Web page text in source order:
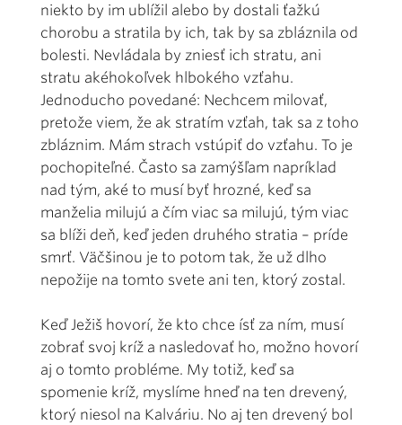
niekto by im ublížil alebo by dostali ťažkú
chorobu a stratila by ich, tak by sa zbláznila od
bolesti. Nevládala by zniesť ich stratu, ani
stratu akéhokoľvek hlbokého vzťahu.
Jednoducho povedané: Nechcem milovať,
pretože viem, že ak stratím vzťah, tak sa z toho
zbláznim. Mám strach vstúpiť do vzťahu. To je
pochopiteľné. Často sa zamýšľam napríklad
nad tým, aké to musí byť hrozné, keď sa
manželia milujú a čím viac sa milujú, tým viac
sa blíži deň, keď jeden druhého stratia – príde
smrť. Väčšinou je to potom tak, že už dlho
nepožije na tomto svete ani ten, ktorý zostal.
Keď Ježiš hovorí, že kto chce ísť za ním, musí
zobrať svoj kríž a nasledovať ho, možno hovorí
aj o tomto probléme. My totiž, keď sa
spomenie kríž, myslíme hneď na ten drevený,
ktorý niesol na Kalváriu. No aj ten drevený bol